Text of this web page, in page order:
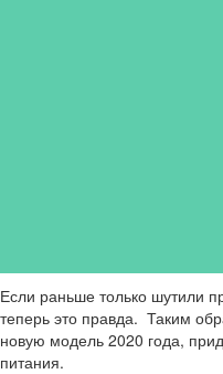
Если раньше только шутили
теперь это правда. Таким
новую модель 2020 года,
питания.